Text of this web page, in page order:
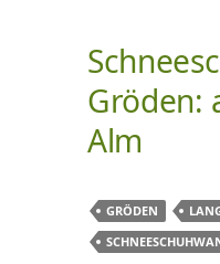
Gröden:
Alm
GRÖDEN